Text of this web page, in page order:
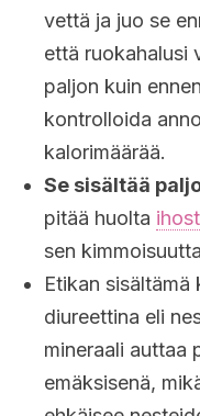
vettä ja juo se
että ruokahalusi
paljon kuin
kontrolloida
kalorimäärää.
Se sisältää
pitää huolta
sen
Etikan sisältämä
diureettina eli
mineraali auttaa
emäksisenä,